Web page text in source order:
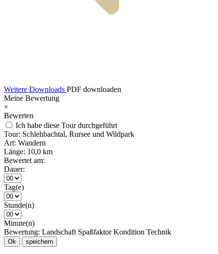
Weitere Downloads PDF downloaden
Meine Bewertung
×
Bewerten
Ich habe diese Tour durchgeführt
Tour: Schlehbachtal, Rursee und Wildpark
Art: Wandern
Länge: 10,0 km
Bewertet am:
Dauer:
Tag(e)
Stunde(n)
Minute(n)
Bewertung: Landschaft Spaßfaktor Kondition Technik
Ok speichern